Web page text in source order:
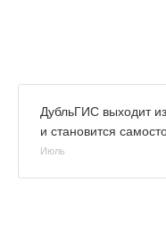
ДубльГИС выходит
и становится
Июль